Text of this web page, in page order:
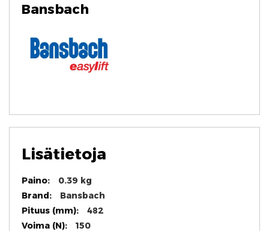
Lisätietoja
Lisätietoja0.39 kg
Bansbach
482
150
Bansbach